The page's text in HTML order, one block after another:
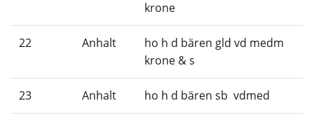
krone
22 Anhalt
ho h d bären gld vd medm
krone & s
23 Anhalt ho h d bären sb vdmed